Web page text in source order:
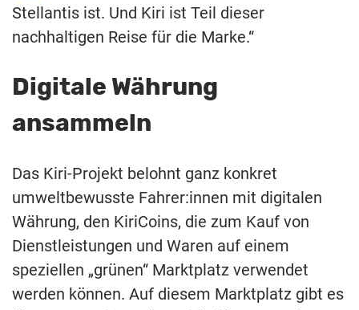
Stellantis ist. Und Kiri ist Teil dieser
nachhaltigen Reise für die Marke.“
Digitale Währung
ansammeln
Das Kiri-Projekt belohnt ganz konkret
umweltbewusste Fahrer:innen mit digitalen
Währung, den KiriCoins, die zum Kauf von
Dienstleistungen und Waren auf einem
speziellen „grünen“ Marktplatz verwendet
werden können. Auf diesem Marktplatz gibt es